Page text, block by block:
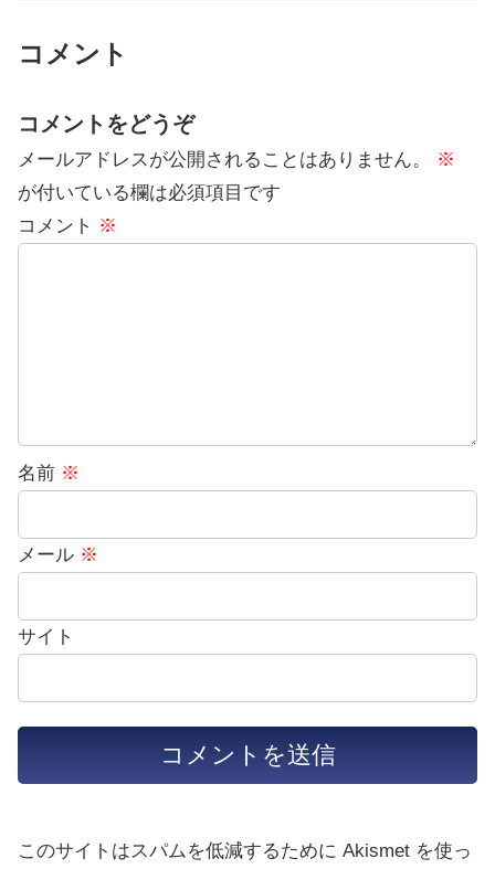
コメント
コメントをどうぞ
メールアドレスが公開されることはありません。
※
が付いている欄は必須項目です
コメント ※
名前 ※
メール ※
サイト
このサイトはスパムを低減するために Akismet を使っ